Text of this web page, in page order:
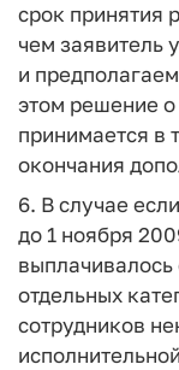
срок принятия
чем заявитель
и
этом решение
принимается в
окончания
6. В случае
до 1 ноября
отдельных
сотрудников